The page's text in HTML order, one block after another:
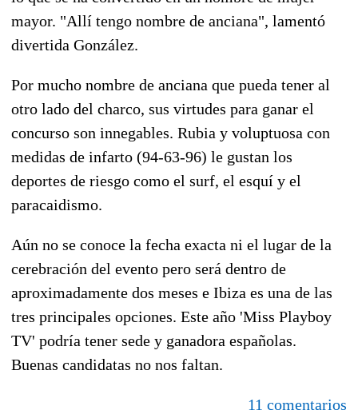
mayor. "Allí tengo nombre de anciana", lamentó
divertida González.
Por mucho nombre de anciana que pueda tener al
otro lado del charco, sus virtudes para ganar el
concurso son innegables. Rubia y voluptuosa con
medidas de infarto (94-63-96) le gustan los
deportes de riesgo como el surf, el esquí y el
paracaidismo.
Aún no se conoce la fecha exacta ni el lugar de la
cerebración del evento pero será dentro de
aproximadamente dos meses e Ibiza es una de las
tres principales opciones. Este año 'Miss Playboy
TV' podría tener sede y ganadora españolas.
Buenas candidatas no nos faltan.
11 comentarios